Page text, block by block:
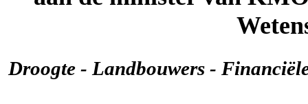
Droogte - Landbouwers -